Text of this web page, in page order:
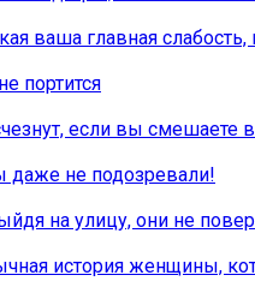
ваша главная
портится
если вы смешаете
даже не подозревали!
на улицу, они не
история женщины,